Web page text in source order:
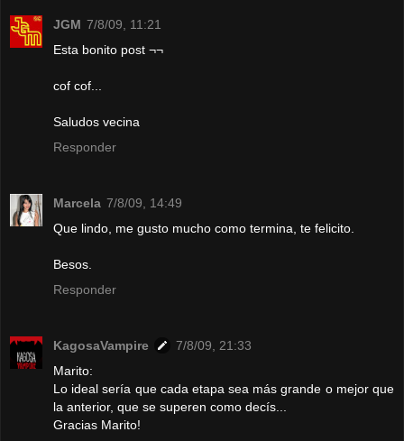
JGM 7/8/09, 11:21
Esta bonito post ¬¬
cof cof...
Saludos vecina
Responder
Marcela 7/8/09, 14:49
Que lindo, me gusto mucho como termina, te felicito.
Besos.
Responder
KagosaVampire
7/8/09, 21:33
Marito:
Lo ideal sería que cada etapa sea más grande o mejor que
la anterior, que se superen como decís...
Gracias Marito!